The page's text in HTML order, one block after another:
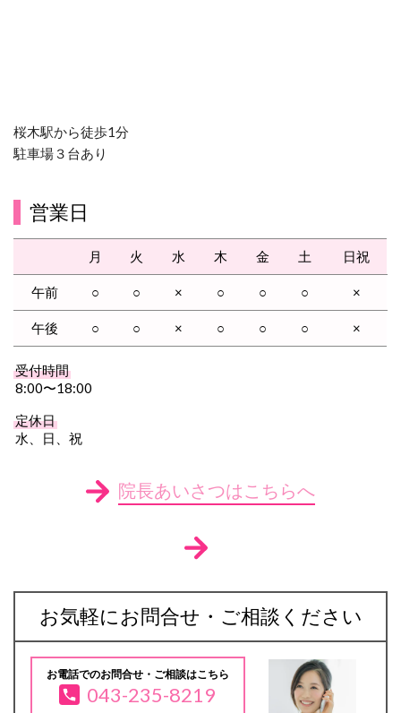
桜木駅から徒歩1分
駐車場３台あり
営業日
月 火 水 木 金 土 日祝
午前 ○ ○ × ○ ○ ○ ×
午後 ○ ○ × ○ ○ ○ ×
受付時間
8:00〜18:00
定休日
水、日、祝
院長あいさつはこちらへ
お気軽にお問合せ・ご相談ください
お電話でのお問合せ・ご相談はこちら
043-235-8219